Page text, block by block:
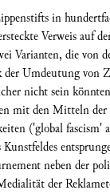
in
Verweis auf
Varianten, die von
der Umdeutung von
nicht sein
mit den Mitteln
('global fascism'
neben der
der